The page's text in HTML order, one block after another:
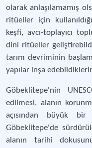
olarak anlaşılamamış
ritüeller için
keşfi, avcı-toplayıcı
dini ritüeller
tarım devriminin
yapılar inşa
Göbeklitepe'nin
edilmesi, alanın
açısından büyük
Göbeklitepe'de
alanın tarihi